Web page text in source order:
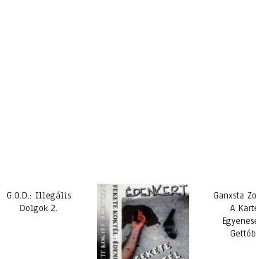
G.O.D.: Illegális
Dolgok 2.
Ganxsta
A